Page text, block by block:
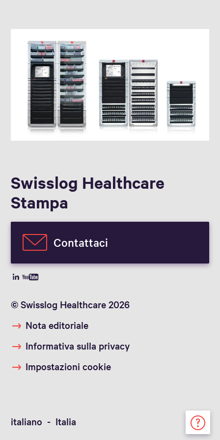
Swisslog Healthcare
Stampa
Contattaci
© Swisslog Healthcare 2026
Nota editoriale
Informativa sulla privacy
Impostazioni cookie
italiano - Italia